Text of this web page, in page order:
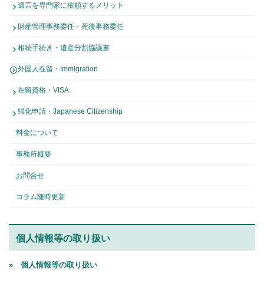
遺言を専門家に依頼するメリット
財産管理事務委任・死後事務委任
相続手続き・遺産分割協議書
外国人在留・Immigration
在留資格・VISA
帰化申請・Japanese Citizenship
料金について
事務所概要
お問合せ
コラム随時更新
個人情報等の取り扱い
» 個人情報等の取り扱い